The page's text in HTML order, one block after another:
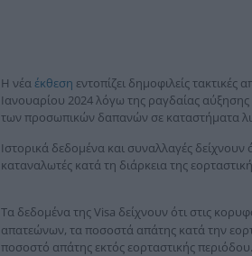
Η νέα έκθεση εντοπίζει δημοφιλείς
Ιανουαρίου 2024 λόγω της ραγδαίας
των προσωπικών δαπανών σε καταστήματα
Ιστορικά δεδομένα και συναλλαγές
καταναλωτές κατά τη διάρκεια της
Τα δεδομένα της Visa δείχνουν ότι στις
απατεώνων, τα ποσοστά απάτης κατά την
ποσοστό απάτης εκτός εορταστικής περιόδου.